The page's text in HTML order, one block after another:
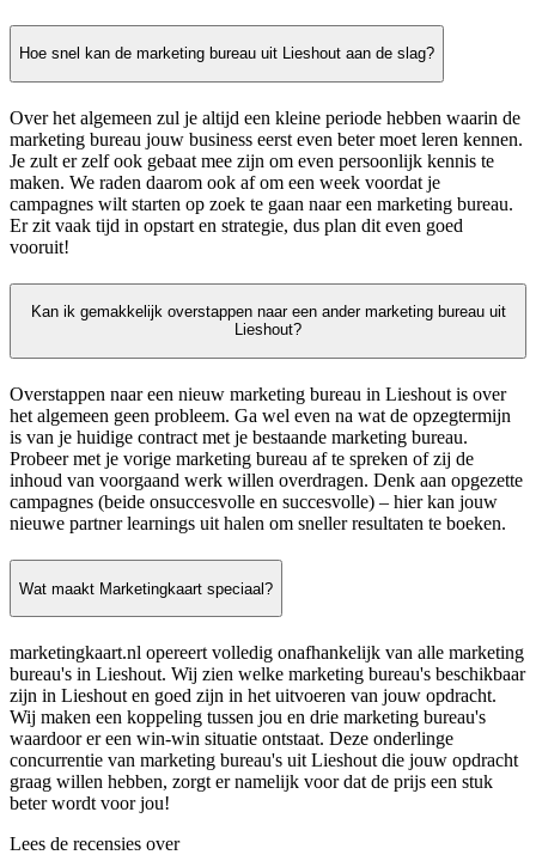
Hoe snel kan de marketing bureau uit Lieshout aan de slag?
Over het algemeen zul je altijd een kleine periode hebben waarin de
marketing bureau jouw business eerst even beter moet leren kennen.
Je zult er zelf ook gebaat mee zijn om even persoonlijk kennis te
maken. We raden daarom ook af om een week voordat je
campagnes wilt starten op zoek te gaan naar een marketing bureau.
Er zit vaak tijd in opstart en strategie, dus plan dit even goed
vooruit!
Kan ik gemakkelijk overstappen naar een ander marketing bureau uit
Lieshout?
Overstappen naar een nieuw marketing bureau in Lieshout is over
het algemeen geen probleem. Ga wel even na wat de opzegtermijn
is van je huidige contract met je bestaande marketing bureau.
Probeer met je vorige marketing bureau af te spreken of zij de
inhoud van voorgaand werk willen overdragen. Denk aan opgezette
campagnes (beide onsuccesvolle en succesvolle) – hier kan jouw
nieuwe partner learnings uit halen om sneller resultaten te boeken.
Wat maakt Marketingkaart speciaal?
marketingkaart.nl opereert volledig onafhankelijk van alle marketing
bureau's in Lieshout. Wij zien welke marketing bureau's beschikbaar
zijn in Lieshout en goed zijn in het uitvoeren van jouw opdracht.
Wij maken een koppeling tussen jou en drie marketing bureau's
waardoor er een win-win situatie ontstaat. Deze onderlinge
concurrentie van marketing bureau's uit Lieshout die jouw opdracht
graag willen hebben, zorgt er namelijk voor dat de prijs een stuk
beter wordt voor jou!
Lees de recensies over